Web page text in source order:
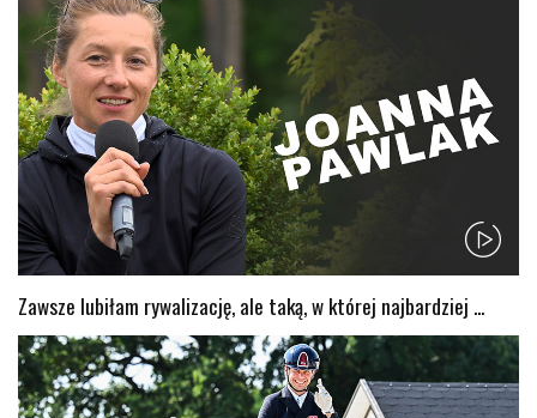
Zawsze lubiłam rywalizację, ale taką, w której najbardziej ...